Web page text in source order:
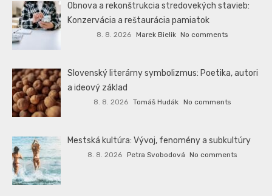
Obnova a rekonštrukcia stredovekých stavieb:
Konzervácia a reštaurácia pamiatok
8. 8. 2026 Marek Bielik No comments
Slovenský literárny symbolizmus: Poetika, autori
a ideový základ
8. 8. 2026 Tomáš Hudák No comments
Mestská kultúra: Vývoj, fenomény a subkultúry
8. 8. 2026 Petra Svobodová No comments